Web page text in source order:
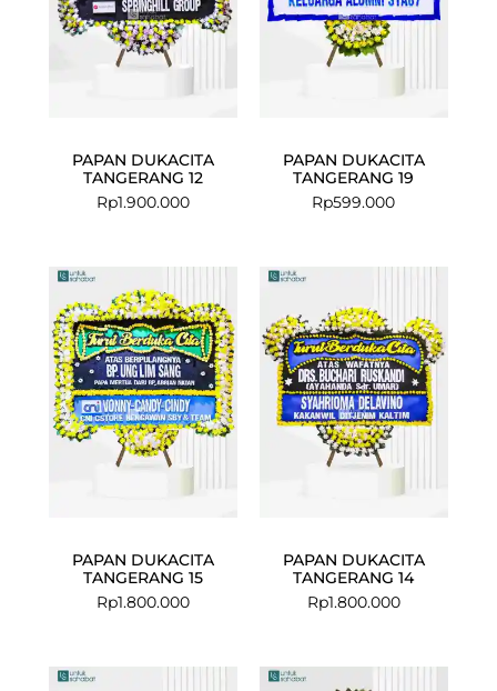
PAPAN DUKACITA
TANGERANG 12
Rp1.900.000
PAPAN DUKACITA
TANGERANG 19
Rp599.000
PAPAN DUKACITA
TANGERANG 15
Rp1.800.000
PAPAN DUKACITA
TANGERANG 14
Rp1.800.000